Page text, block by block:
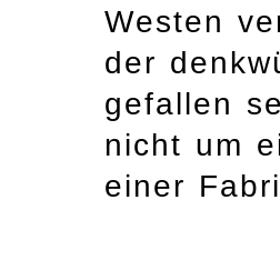
Westen
der
gefallen
nicht um
einer